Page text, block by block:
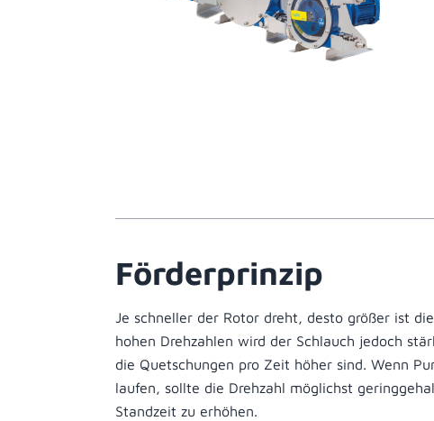
Förderprinzip
Je schneller der Rotor dreht, desto größer ist
hohen Drehzahlen wird der Schlauch jedoch
die Quetschungen pro Zeit höher sind. Wenn
laufen, sollte die Drehzahl möglichst
Standzeit zu erhöhen.